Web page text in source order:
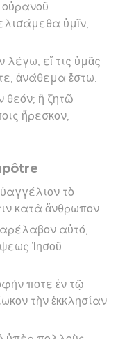
οὐρανοῦ
ὑμῖν,
λέγω, εἴ τις ὑμᾶς
ἀνάθεμα ἔστω.
θεόν; ἢ ζητῶ
ἤρεσκον,
τὸ
κατὰ ἄνθρωπον·
αὐτό,
Ἰησοῦ
ποτε ἐν τῷ
τὴν ἐκκλησίαν